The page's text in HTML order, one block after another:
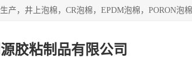
胶粘制品有限公司